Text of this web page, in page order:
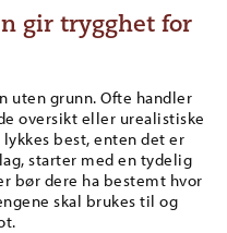
gir trygghet for
uten grunn. Ofte handler
oversikt eller urealistiske
best, enten det er
starter med en tydelig
bør dere ha bestemt hvor
skal brukes til og